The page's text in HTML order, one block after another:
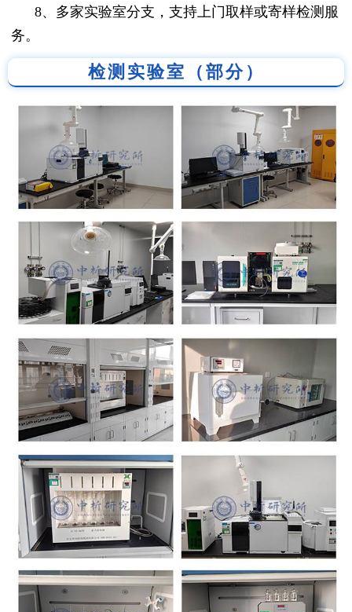
8、多家实验室分支，支持上门取样或寄样检测服
务。
检测实验室（部分）